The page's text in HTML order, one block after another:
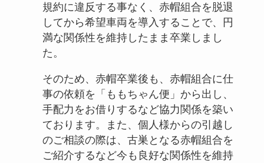
規約に違反する事なく、赤帽組合を脱退
してから希望車両を導入することで、円
満な関係性を維持したまま卒業しまし
た。
そのため、赤帽卒業後も、赤帽組合に仕
事の依頼を「ももちゃん便」から出し、
手配力をお借りするなど協力関係を築い
ております。また、個人様からの引越し
のご相談の際は、古巣となる赤帽組合を
ご紹介するなど今も良好な関係性を維持